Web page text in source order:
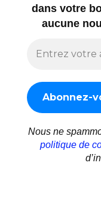
dans votre
aucune
Nous ne
politique de